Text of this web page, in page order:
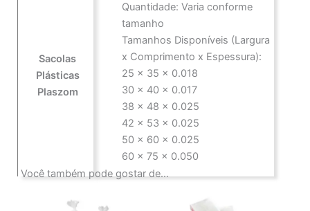
Sacolas
Plásticas
Plaszom
Quantidade: Varia conforme
tamanho
Tamanhos Disponíveis (Largura
x Comprimento x Espessura):
25 x 35 x 0.018
30 x 40 x 0.017
38 x 48 x 0.025
42 x 53 x 0.025
50 x 60 x 0.025
60 x 75 x 0.050
Você também pode gostar de…